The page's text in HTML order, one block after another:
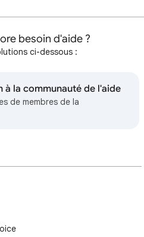
besoin d'aide ?
ci-dessous :
à la communauté de l'aide
de membres de la